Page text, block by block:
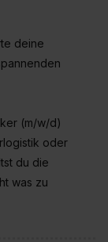
deine
(m/w/d)
oder
du die
was zu